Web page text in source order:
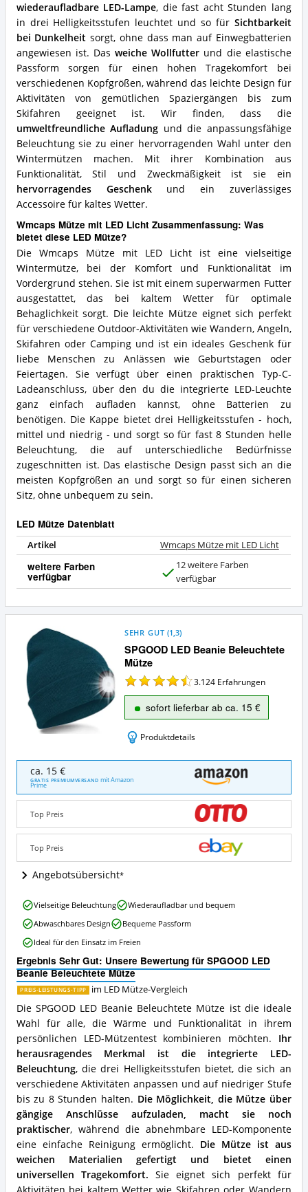
wiederaufladbare LED-Lampe, die fast acht Stunden lang
in drei Helligkeitsstufen leuchtet und so für Sichtbarkeit
bei Dunkelheit sorgt, ohne dass man auf Einwegbatterien
angewiesen ist. Dasweiche Wollfutter und die elastische
Passform sorgen für einen hohen Tragekomfort bei
verschiedenen Kopfgrößen, während das leichte Design für
Aktivitäten von gemütlichen Spaziergängen bis zum
Skifahren geeignet ist. Wir finden, dass die
umweltfreundliche Aufladung und die anpassungsfähige
Beleuchtung sie zu einer hervorragenden Wahl unter den
Wintermützen machen. Mit ihrer Kombination aus
Funktionalität, Stil und Zweckmäßigkeit ist sie ein
hervorragendes Geschenkund ein zuverlässiges
Accessoire für kaltes Wetter.
Wmcaps Mütze mit LED Licht Zusammenfassung: Was
bietet diese LED Mütze?
Die Wmcaps Mütze mit LED Licht ist eine vielseitige
Wintermütze, bei der Komfort und Funktionalität im
Vordergrund stehen. Sie ist mit einem superwarmen Futter
ausgestattet, das bei kaltem Wetter für optimale
Behaglichkeit sorgt. Die leichte Mütze eignet sich perfekt
für verschiedene Outdoor-Aktivitäten wie Wandern, Angeln,
Skifahren oder Camping und ist ein ideales Geschenk für
liebe Menschen zu Anlässen wie Geburtstagen oder
Feiertagen. Sie verfügt über einen praktischen Typ-C-
Ladeanschluss, über den du die integrierte LED-Leuchte
ganz einfach aufladen kannst, ohne Batterien zu
benötigen. Die Kappe bietet drei Helligkeitsstufen - hoch,
mittel und niedrig - und sorgt so für fast 8 Stunden helle
Beleuchtung, die auf unterschiedliche Bedürfnisse
zugeschnitten ist. Das elastische Design passt sich an die
meisten Kopfgrößen an und sorgt so für einen sicheren
Sitz, ohne unbequem zu sein.
LED Mütze Datenblatt
Artikel Wmcaps Mütze mit LED Licht
weitere Farben
verfügbar
a
12 weitere Farben
verfügbar
SPGOOD LED Beanie Beleuchtete
Mütze
SEHR GUT (1,3)
3.124 Erfahrungen
sofort lieferbar ab ca. 15 €
Produktdetails
SPGOOD
LED
Beanie
Beleuchtete
Mütze
Angebote:
diese
LED
erhältlich?
ca. 15 €
GRATIS PREMIUMVERSAND mit Amazon
Prime
Top Preis
Top Preis
Angebotsübersicht
Ergebnis Sehr Gut: Unsere Bewertung für SPGOOD LED
Beanie Beleuchtete Mütze
PREIS-LEISTUNGS-TIPP im LED Mütze-Vergleich
Die SPGOOD LED Beanie Beleuchtete Mütze ist die ideale
Wahl für alle, die Wärme und Funktionalität in ihrem
persönlichen LED-Mützentest kombinieren möchten. Ihr
herausragendes Merkmal ist die integrierte LED-
Beleuchtung, die drei Helligkeitsstufen bietet, die sich an
verschiedene Aktivitäten anpassen und auf niedriger Stufe
bis zu 8 Stunden halten. Die Möglichkeit, die Mütze über
gängige Anschlüsse aufzuladen, macht sie noch
praktischer, während die abnehmbare LED-Komponente
eine einfache Reinigung ermöglicht. Die Mütze ist aus
weichen Materialien gefertigt und bietet einen
universellen Tragekomfort. Sie eignet sich perfekt für
SPGOOD
LED
Beanie
Beleuchtete
Mütze
Vorteile:
Was
spricht
für
diese
LED
Mütze?
Vielseitige Beleuchtung
Wiederaufladbar und bequem
Abwaschbares Design
Bequeme Passform
Ideal für den Einsatz im Freien